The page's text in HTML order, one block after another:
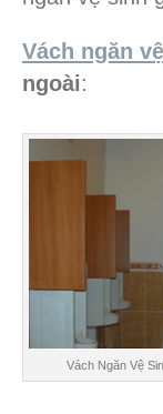
Vách ngăn
ngoài:
Vách Ngăn Vệ